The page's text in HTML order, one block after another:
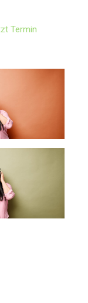
Termin